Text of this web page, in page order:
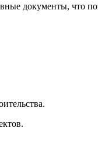
документы, что